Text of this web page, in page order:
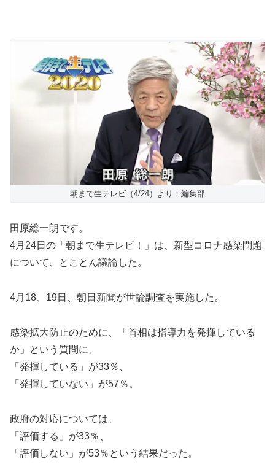
朝まで生テレビ（4/24）より：編集部
田原総一朗です。
4月24日の「朝まで生テレビ！」は、新型コロナ感染問題
について、とことん議論した。
4月18、19日、朝日新聞が世論調査を実施した。
感染拡大防止のために、「首相は指導力を発揮している
か」という質問に、
「発揮している」が33％、
「発揮していない」が57％。
政府の対応については、
「評価する」が33％、
「評価しない」が53％という結果だった。